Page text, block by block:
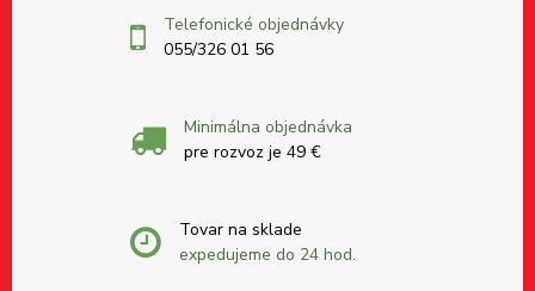
Telefonické objednávky
055/326 01 56
Minimálna objednávka
pre rozvoz je 49 €
Tovar na sklade
expedujeme do 24 hod.